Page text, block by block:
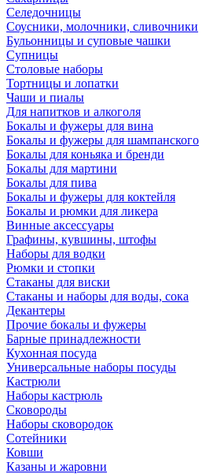
Селедочницы
Соусники, молочники, сливочники
Бульонницы и суповые чашки
Супницы
Столовые наборы
Тортницы и лопатки
Чаши и пиалы
Для напитков и алкоголя
Бокалы и фужеры для вина
Бокалы и фужеры для шампанского
Бокалы для коньяка и бренди
Бокалы для мартини
Бокалы для пива
Бокалы и фужеры для коктейля
Бокалы и рюмки для ликера
Винные аксессуары
Графины, кувшины, штофы
Наборы для водки
Рюмки и стопки
Стаканы для виски
Стаканы и наборы для воды, сока
Декантеры
Прочие бокалы и фужеры
Барные принадлежности
Кухонная посуда
Универсальные наборы посуды
Кастрюли
Наборы кастрюль
Сковороды
Наборы сковородок
Сотейники
Ковши
Казаны и жаровни